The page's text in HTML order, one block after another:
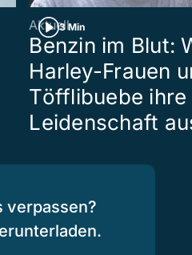
3 Min
Aktuell
Benzin im Blut:
Harley-Frauen
Töfflibuebe ihre
Leidenschaft
verpassen?